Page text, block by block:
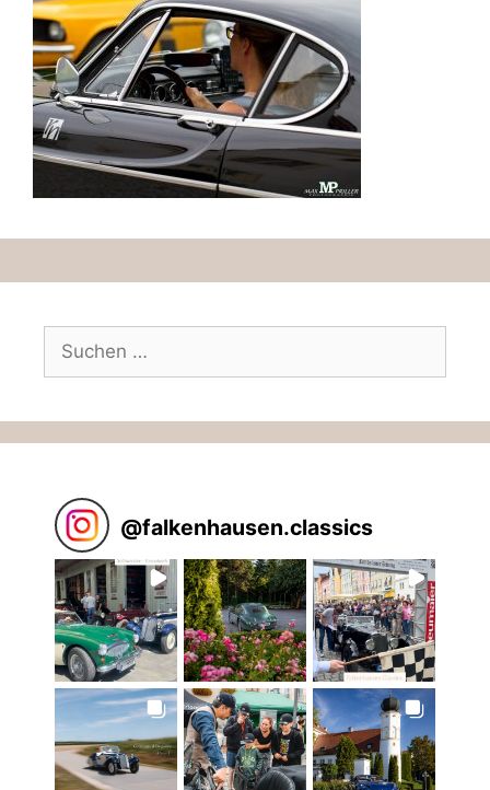
Suchen
nach:
@falkenhausen.classics